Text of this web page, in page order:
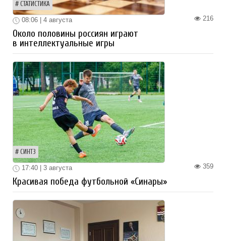
СТАТИСТИКА
216
08:06 | 4 августа
Около половины россиян играют
в интеллектуальные игры
СИНТЗ
359
17:40 | 3 августа
Красивая победа футбольной «Синары»